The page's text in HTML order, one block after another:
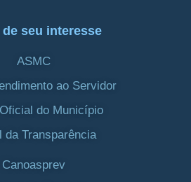
seu interesse
ASMC
ao Servidor
do Município
da Transparência
Canoasprev